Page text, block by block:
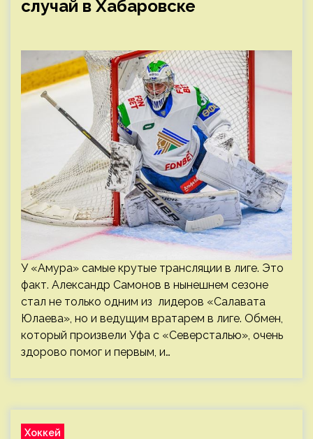
случай в Хабаровске
У «Амура» самые крутые трансляции в лиге. Это
факт. Александр Самонов в нынешнем сезоне
стал не только одним из лидеров «Салавата
Юлаева», но и ведущим вратарем в лиге. Обмен,
который произвели Уфа с «Северсталью», очень
здорово помог и первым, и…
Хоккей